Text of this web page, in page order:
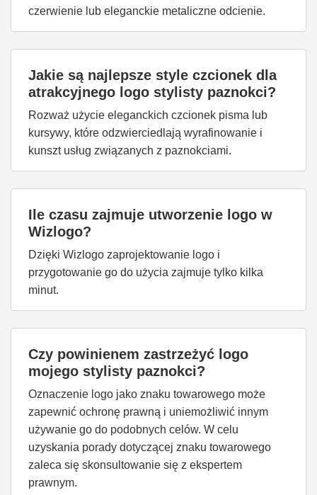
czerwienie lub eleganckie metaliczne odcienie.
Jakie są najlepsze style czcionek dla
atrakcyjnego logo stylisty paznokci?
Rozważ użycie eleganckich czcionek pisma lub
kursywy, które odzwierciedlają wyrafinowanie i
kunszt usług związanych z paznokciami.
Ile czasu zajmuje utworzenie logo w
Wizlogo?
Dzięki Wizlogo zaprojektowanie logo i
przygotowanie go do użycia zajmuje tylko kilka
minut.
Czy powinienem zastrzeżyć logo
mojego stylisty paznokci?
Oznaczenie logo jako znaku towarowego może
zapewnić ochronę prawną i uniemożliwić innym
używanie go do podobnych celów. W celu
uzyskania porady dotyczącej znaku towarowego
zaleca się skonsultowanie się z ekspertem
prawnym.